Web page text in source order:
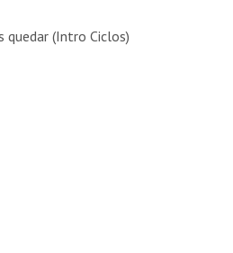
quedar (Intro Ciclos)